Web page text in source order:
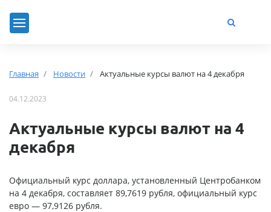
Главная Новости Актуальные курсы валют на 4 декабря
04.12.2023
Актуальные курсы валют на 4
декабря
Официальный курс доллара, установленный Центробанком
на 4 декабря, составляет 89,7619 рубля, официальный курс
евро — 97,9126 рубля.